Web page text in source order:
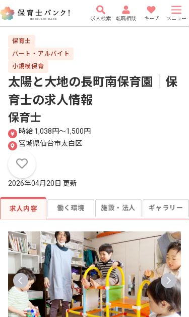
求人検索 転職相談 キープ メニュー
保育士
パート・アルバイト
小規模保育
太陽と大地の長町南保育園｜保
育士の求人情報
保育士
時給 1,038円〜1,500円
宮城県仙台市太白区
2026年04月20日 更新
求人内容 働く環境 施設・法人 ギャラリー